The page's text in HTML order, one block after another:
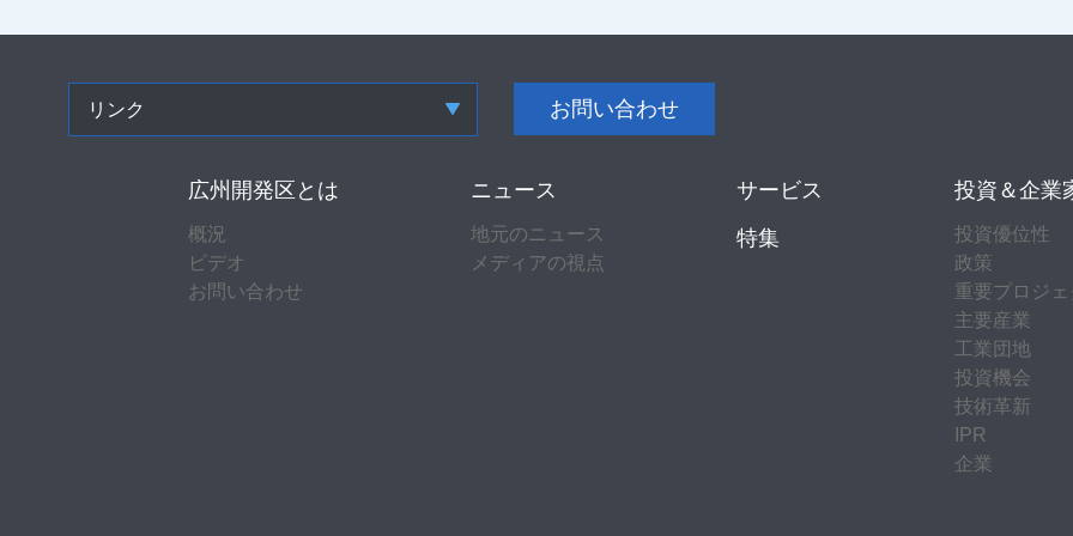
リンク お問い合わせ
広州開発区とは
概況
ビデオ
お問い合わせ
ニュース
地元のニュース
メディアの視点
サービス
特集
投資＆企業
投資優位性
政策
重要プロジェ
主要産業
工業団地
投資機会
技術革新
IPR
企業